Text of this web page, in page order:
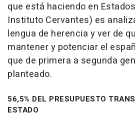
que está haciendo en
Instituto Cervantes) es
lengua de herencia y ver de
mantener y potenciar el
que de primera a segunda
planteado.
56,5% DEL PRESUPUESTO
ESTADO